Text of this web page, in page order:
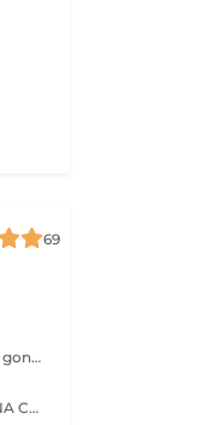
69
La pressothérapie est une technique qui utilise des dispositifs gonflables pour exercer une pression séquentielle sur les jambes, les bras ou le corps. Ce traitement stimule la circulation sanguine et lymphatique, aide à réduire la rétention d'eau et les gonflements, tout en favorisant la détoxification, la relaxation et le bien-être général.
Offrez à votre peau un véritable renouveau grâce au Soin ZENA Corps, un peeling 100% naturel à base de micro-algues. Ce soin innovant stimule le renouvellement cellulaire pour une peau plus lisse, plus lumineuse et visiblement plus unifiée. Idéal pour éclaircir le teint, atténuer les tâches d'acné et améliorer la texture de la peau, le soin ZENA agit en douceur sans agresser l'épiderme. Il convient à tous les types de peau, même les plus sensibles. Avant tout traitement ZENA Corps, une séance d'évaluation est obligatoire. Ce rendez-vous permet d'analyser votre peau et de définir le protocole ZENA le plus adapté selon vos besoins (éclaircissement, tâches, vergetures, texture de peau, etc...) Le traitement corporel complet sera ensuite planifié à la suite de ce diagnostique personnalisé.